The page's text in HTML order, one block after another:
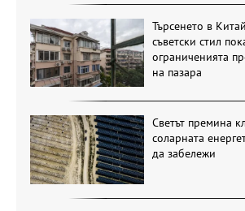
Търсенето в
съветски стил
ограниченията
на пазара
Светът премина
соларната
да забележи